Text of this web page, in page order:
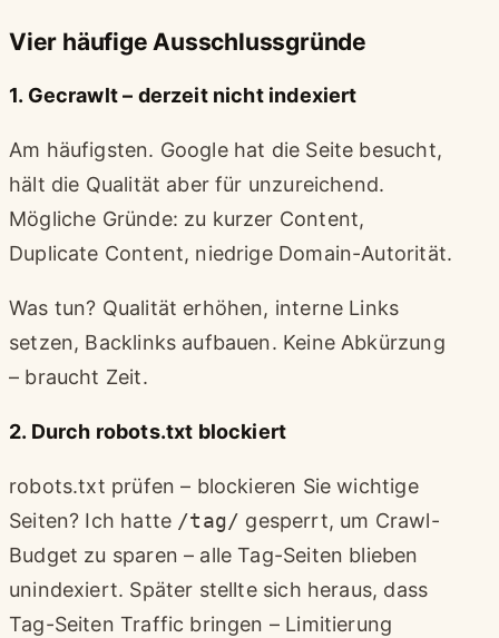
Vier häufige Ausschlussgründe
1. Gecrawlt – derzeit nicht indexiert
Am häufigsten. Google hat die Seite besucht,
hält die Qualität aber für unzureichend.
Mögliche Gründe: zu kurzer Content,
Duplicate Content, niedrige Domain-Autorität.
Was tun? Qualität erhöhen, interne Links
setzen, Backlinks aufbauen. Keine Abkürzung
– braucht Zeit.
2. Durch robots.txt blockiert
robots.txt prüfen – blockieren Sie wichtige
Seiten? Ich hatte /tag/ gesperrt, um Crawl-
Budget zu sparen – alle Tag-Seiten blieben
unindexiert. Später stellte sich heraus, dass
Tag-Seiten Traffic bringen – Limitierung